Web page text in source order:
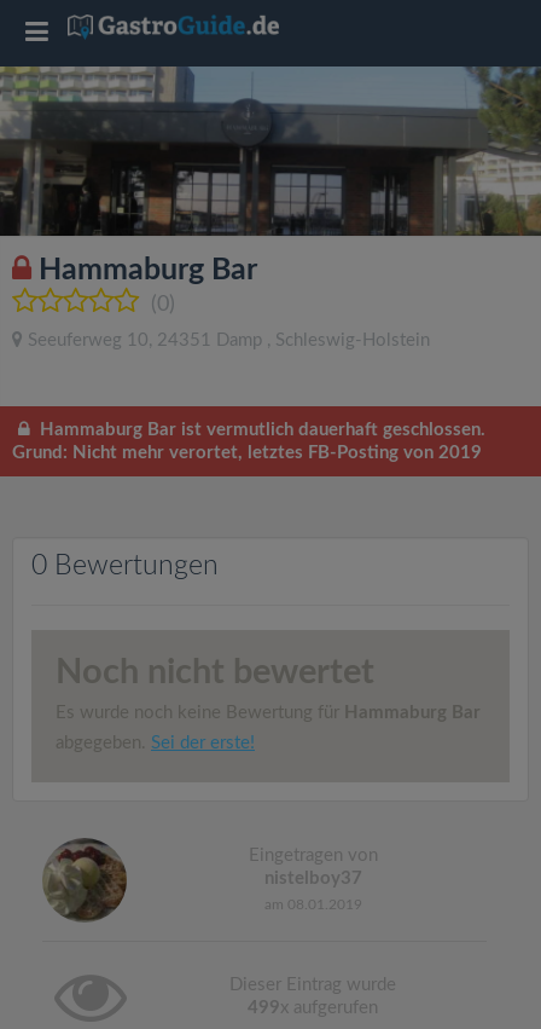
Hammaburg Bar
(0)
Seeuferweg 10, 24351 Damp , Schleswig-Holstein
Hammaburg Bar ist vermutlich dauerhaft geschlossen.
Grund: Nicht mehr verortet, letztes FB-Posting von 2019
0 Bewertungen
Noch nicht bewertet
Es wurde noch keine Bewertung für Hammaburg Bar
abgegeben. Sei der erste!
Eingetragen von
nistelboy37
am 08.01.2019
Dieser Eintrag wurde
499x aufgerufen
T
o
l
e
a
i
n